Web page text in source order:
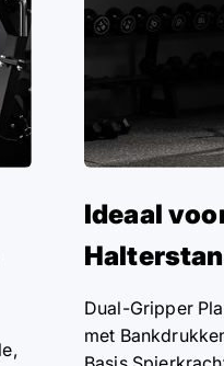
Ideaal
Dual-Gripper
met